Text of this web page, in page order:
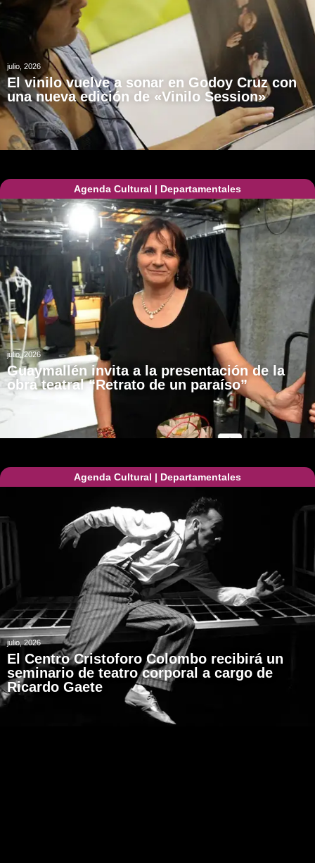
julio, 2026
El vinilo vuelve a sonar en Godoy Cruz con
una nueva edición de «Vinilo Session»
Agenda Cultural | Departamentales
julio, 2026
Guaymallén invita a la presentación de la
obra teatral “Retrato de un paraíso”
Agenda Cultural | Departamentales
julio, 2026
El Centro Cristoforo Colombo recibirá un
seminario de teatro corporal a cargo de
Ricardo Gaete